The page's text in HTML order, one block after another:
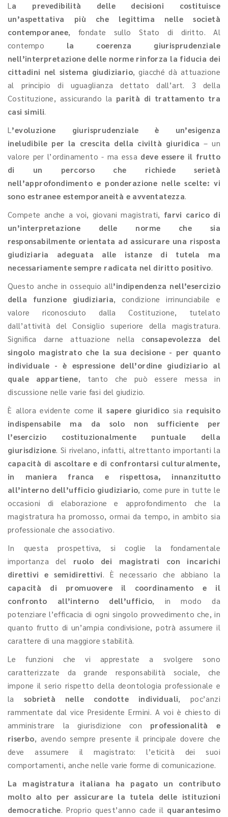
L a prevedibilità delle decisioni costituisce
un’aspettativa più che legittima nelle società
contemporanee , fondate sullo Stato di diritto. Al
contempo la coerenza giurisprudenziale
nell’interpretazione delle norme rinforza la fiducia dei
cittadini nel sistema giudiziario , giacché dà attuazione
al principio di uguaglianza dettato dall’art. 3 della
Costituzione, assicurando la parità di trattamento tra
casi simili
L ’evoluzione giurisprudenziale è un’esigenza
ineludibile per la crescita della civiltà giuridica – un
valore per l’ordinamento - ma essa deve essere il frutto
di un percorso che richiede serietà
nell’approfondimento e ponderazione nelle scelte: vi
sono estranee estemporaneità e avventatezza
Compete anche a voi, giovani magistrati, farvi carico di
un’interpretazione delle norme che sia
responsabilmente orientata ad assicurare una risposta
giudiziaria adeguata alle istanze di tutela ma
necessariamente sempre radicata nel diritto positivo
Questo anche in ossequio all’indipendenza nell’esercizio
della funzione giudiziaria , condizione irrinunciabile e
valore riconosciuto dalla Costituzione, tutelato
dall’attività del Consiglio superiore della magistratura.
Significa darne attuazione nella consapevolezza del
singolo magistrato che la sua decisione - per quanto
individuale - è espressione dell’ordine giudiziario al
quale appartiene , tanto che può essere messa in
discussione nelle varie fasi del giudizio.
È allora evidente come il sapere giuridico sia requisito
indispensabile ma da solo non sufficiente per
l’esercizio costituzionalmente puntuale della
giurisdizione . Si rivelano, infatti, altrettanto importanti la
capacità di ascoltare e di confrontarsi culturalmente,
in maniera franca e rispettosa, innanzitutto
all’interno dell’ufficio giudiziario , come pure in tutte le
occasioni di elaborazione e approfondimento che la
magistratura ha promosso, ormai da tempo, in ambito sia
professionale che associativo.
In questa prospettiva, si coglie la fondamentale
importanza del ruolo dei magistrati con incarichi
direttivi e semidirettivi . È necessario che abbiano la
capacità di promuovere il coordinamento e il
confronto all’interno dell’ufficio , in modo da
potenziare l’efficacia di ogni singolo provvedimento che, in
quanto frutto di un’ampia condivisione, potrà assumere il
carattere di una maggiore stabilità.
Le funzioni che vi apprestate a svolgere sono
caratterizzate da grande responsabilità sociale, che
impone il serio rispetto della deontologia professionale e
la sobrietà nelle condotte individuali , poc’anzi
rammentate dal vice Presidente Ermini. A voi è chiesto di
amministrare la giurisdizione con professionalità e
riserbo , avendo sempre presente il principale dovere che
deve assumere il magistrato: l’eticità dei suoi
comportamenti, anche nelle varie forme di comunicazione.
La magistratura italiana ha pagato un contributo
molto alto per assicurare la tutela delle istituzioni
democratiche . Proprio quest’anno cade il quarantesimo